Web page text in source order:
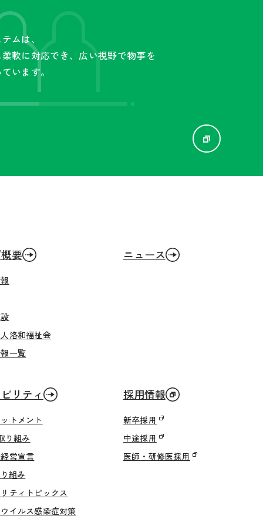
ムは、
軟に対応でき、広い視野で物事を
います。
要
洛和福祉会
一覧
リティ
トメント
り組み
営宣言
組み
ティトピックス
イルス感染症対策
ニュース
採用情報
新卒採用
中途採用
医師・研修医採用